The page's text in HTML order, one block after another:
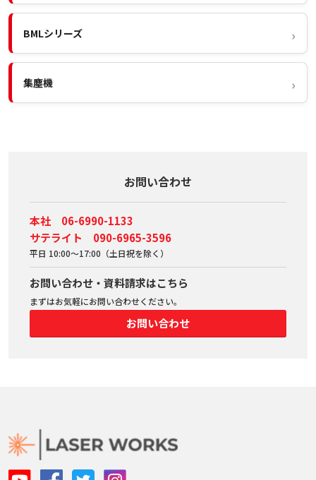
BMLシリーズ
集塵機
お問い合わせ
本社 06-6990-1133
サテライト 090-6965-3596
平日 10:00～17:00（土日祝を除く）
お問い合わせ・資料請求はこちら
まずはお気軽にお問い合わせください。
お問い合わせ